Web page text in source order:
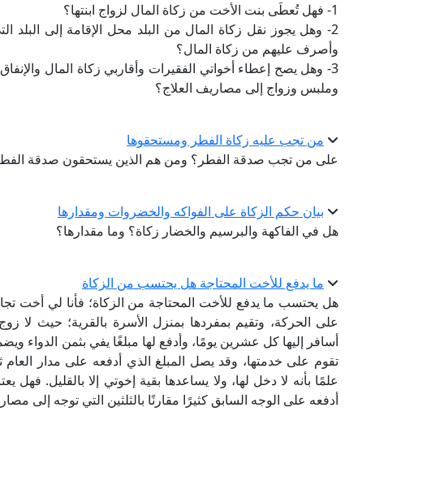
1- فهل تُعطَى بنت الأخت من زكاة المال لزواج ابنتها؟
2- وهل يجوز نقل زكاة المال من البلد محل الإقامة إلى
وأصرف عليهم من زكاة المال؟
3- وهل يصح إعطاء أخواتي الفقيرات وأقاربي زكاة المال
وملبس وزواج إلى مصاريف العلاج؟
من تجب عليه زكاة الفطر ومستحقوها
على من تجب صدقة الفطر؟ ومن هم الذين يستحقون صدقة
بيان حكم الزكاة على الفواكه والخضروات ومقدارها
هل في الفاكهة والبرسيم والخضار زكاة؟ وما مقدارها؟
ما يدفع للأخت المحتاجة هل يحتسب من الزكاة
هل يحتسب ما يدفع للأخت المحتاجة من الزكاة؛ فأنا لي أخت
على الحركة، وتقيم بمفردها بمنزل الأسرة بالقرية؛ حيث لا
أسافر إليها كل عشرين يومًا، وأدفع لها مبلغًا يفي بثمن الدواء
تقوم على خدمتها، وقد يصل المبلغ الذي أدفعه على مدار
علمًا بأنه لا دخل لها، ولا يساعدها بقية إخوتي إلا بالقليل. فهل
أدفعه على الوجه السابق كثيرًا مقارنًا بالثلثين التي توجه إلى